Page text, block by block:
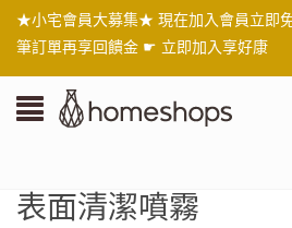
★小宅會員大募集★ 現在加入會員立即
筆訂單再享回饋金 ☛ 立即加入享好康
表面清潔噴霧